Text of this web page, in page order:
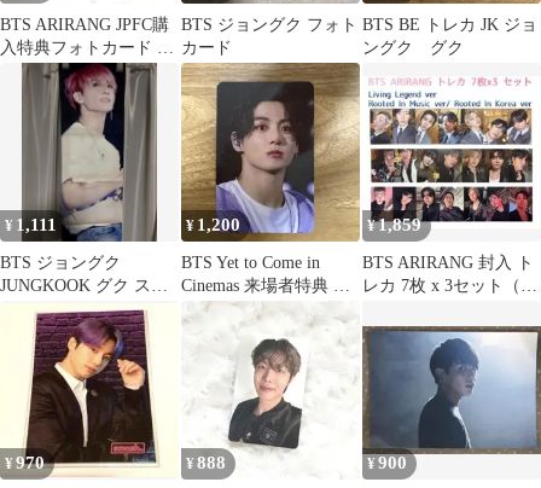
BTS ARIRANG JPFC購
入特典フォトカード ユ
ンギ
BTS ジョングク フォト
カード
BTS BE トレカ JK ジョ
ングク グク
¥ 1,111
BTS ジョングク
JUNGKOOK グク スロ
ーガン
¥ 1,200
BTS Yet to Come in
Cinemas 来場者特典 ト
レカ グク
¥1,859
BTS ARIRANG 封入 ト
レカ 7枚 x 3セット（計
¥970 ¥888 ¥900